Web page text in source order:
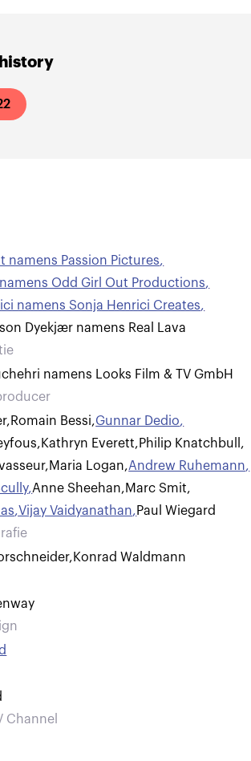
namens Passion Pictures,
namens Odd Girl Out Productions,
namens Sonja Henrici Creates,
Dyekjær namens Real Lava
namens Looks Film & TV GmbH
,Romain Bessi,Gunnar Dedio,
, Kathryn Everett,Philip Knatchbull ,
,Maria Logan,Andrew Ruhemann,
,Anne Sheehan,Marc Smit,
,Vijay Vaidyanathan,Paul Wiegard
, Konrad Waldmann
Channel